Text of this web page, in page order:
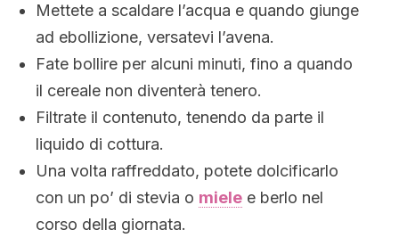
Mettete a scaldare l’acqua e quando giunge
ad ebollizione, versatevi l’avena.
Fate bollire per alcuni minuti, fino a quando
il cereale non diventerà tenero.
Filtrate il contenuto, tenendo da parte il
liquido di cottura.
Una volta raffreddato, potete dolcificarlo
con un po’ di stevia o miele e berlo nel
corso della giornata.